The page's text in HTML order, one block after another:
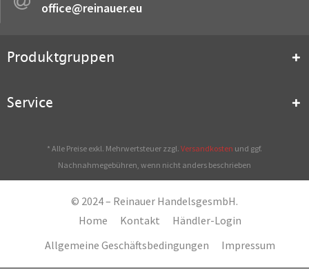
office@reinauer.eu
Produktgruppen
Service
* Alle Preise exkl. Mehrwertsteuer zzgl. Versandkosten und ggf.
Nachnahmegebühren, wenn nicht anders beschrieben
© 2024 – Reinauer HandelsgesmbH.
Home
Kontakt
Händler-Login
Allgemeine Geschäftsbedingungen
Impressum